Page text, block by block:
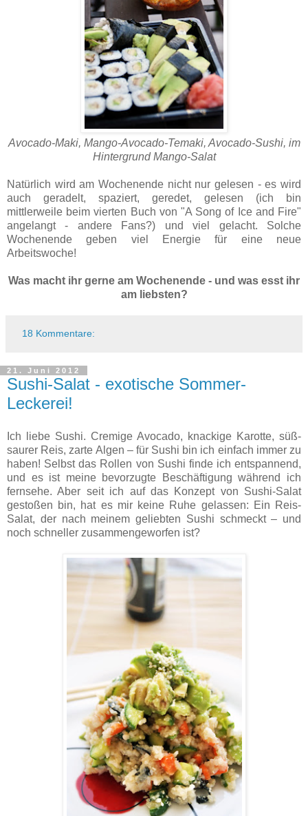
Avocado-Maki, Mango-Avocado-Temaki, Avocado-Sushi, im
Hintergrund Mango-Salat
Natürlich wird am Wochenende nicht nur gelesen - es wird
auch geradelt, spaziert, geredet, gelesen (ich bin
mittlerweile beim vierten Buch von "A Song of Ice and Fire"
angelangt - andere Fans?) und viel gelacht. Solche
Wochenende geben viel Energie für eine neue
Arbeitswoche!
Was macht ihr gerne am Wochenende - und was esst ihr
am liebsten?
18 Kommentare:
21. Juni 2012
Sushi-Salat - exotische Sommer-
Leckerei!
Ich liebe Sushi. Cremige Avocado, knackige Karotte, süß-
saurer Reis, zarte Algen – für Sushi bin ich einfach immer zu
haben! Selbst das Rollen von Sushi finde ich entspannend,
und es ist meine bevorzugte Beschäftigung während ich
fernsehe. Aber seit ich auf das Konzept von Sushi-Salat
gestoßen bin, hat es mir keine Ruhe gelassen: Ein Reis-
Salat, der nach meinem geliebten Sushi schmeckt – und
noch schneller zusammengeworfen ist?